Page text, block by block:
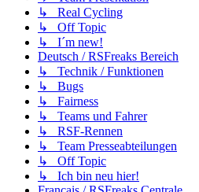
↳ Real Cycling
↳ Off Topic
↳ I´m new!
Deutsch / RSFreaks Bereich
↳ Technik / Funktionen
↳ Bugs
↳ Fairness
↳ Teams und Fahrer
↳ RSF-Rennen
↳ Team Presseabteilungen
↳ Off Topic
↳ Ich bin neu hier!